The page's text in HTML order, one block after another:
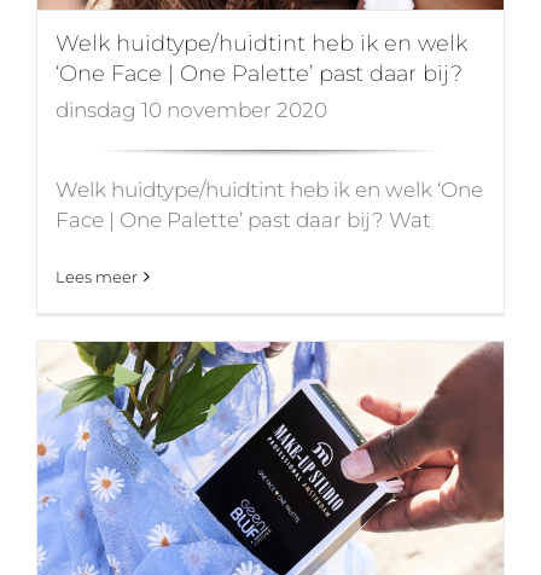
Welk huidtype/huidtint heb ik en welk
‘One Face | One Palette’ past daar bij?
dinsdag 10 november 2020
Welk huidtype/huidtint heb ik en welk ‘One
Face | One Palette’ past daar bij? Wat
Lees meer